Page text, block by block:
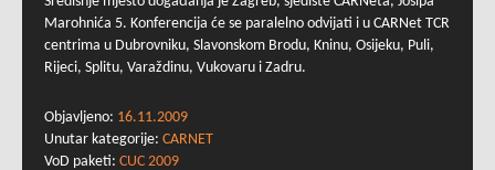
Marohnića 5. Konferencija će se paralelno odvijati i u CARNet TCR
centrima u Dubrovniku, Slavonskom Brodu, Kninu, Osijeku, Puli,
Rijeci, Splitu, Varaždinu, Vukovaru i Zadru.
Objavljeno: 16.11.2009
Unutar kategorije: CARNET
VoD paketi: CUC 2009